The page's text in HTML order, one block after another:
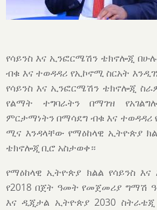
የሳይንስ እና ኢንፎርሜሽን ቴክኖሎጂ
ብቁ እና ተወዳዳሪ የኢኮኖሚ ስርአት
የሳይንስ እና ኢንፎርሜሽን ቴክኖሎጂ
የልማት ተግባራትን በማገዝ
ምርታማነትን በማሳደግ ብቁ እና ተወዳዳሪ
ሚና እንዳላቸው የማዕከላዊ ኢትዮጵያ
ቴክኖሎጂ ቢሮ አስታወቀ።
የማዕከላዊ ኢትዮጵያ ክልል የሳይንስ
የ2018 በጀት ዓመት የመጀመሪያ ግማሽ
እና ዲጂታል ኢትዮጵያ 2030 ስትራቴጂ